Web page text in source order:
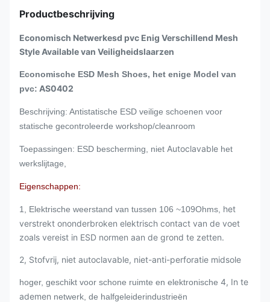
Productbeschrijving
Economisch Netwerkesd pvc Enig Verschillend Mesh
Style Available van Veiligheidslaarzen
Economische ESD Mesh Shoes, het enige Model van
pvc: AS0402
Beschrijving: Antistatische ESD veilige schoenen voor
statische gecontroleerde workshop/cleanroom
Toepassingen: ESD bescherming, niet Autoclavable het
werkslijtage,
Eigenschappen:
1, Elektrische weerstand van tussen 106 ~109Ohms, het
verstrekt ononderbroken elektrisch contact van de voet
zoals vereist in ESD normen aan de grond te zetten.
2, Stofvrij, niet autoclavable, niet-anti-perforatie midsole
hoger, geschikt voor schone ruimte en elektronische 4, In te
ademen netwerk, de halfgeleiderindustrieën